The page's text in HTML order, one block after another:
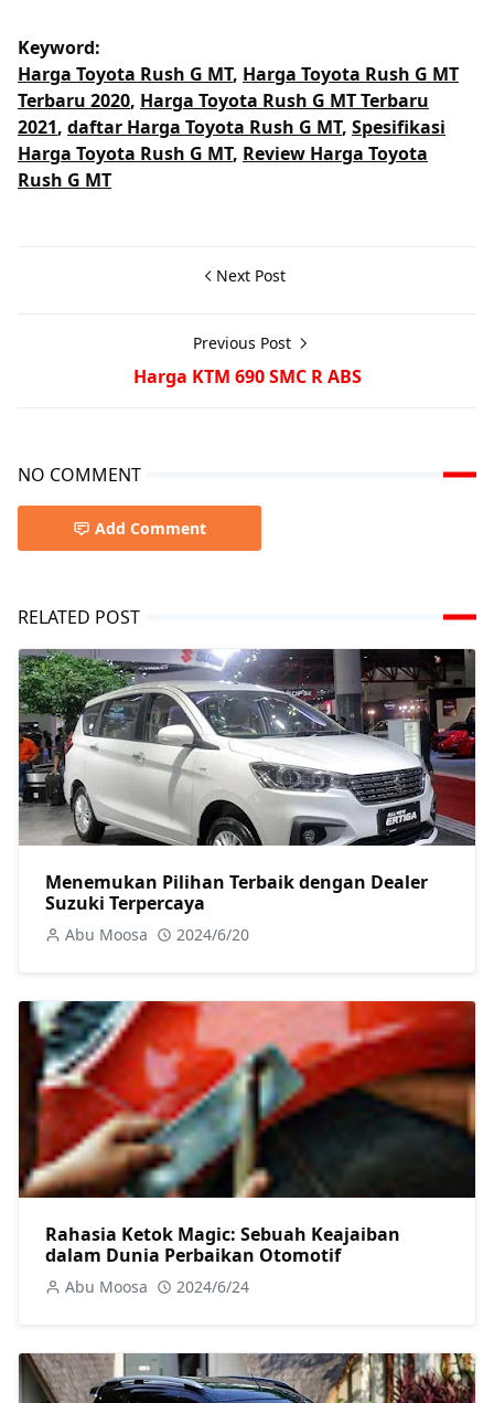
Keyword:
Harga Toyota Rush G MT, Harga Toyota Rush G MT
Terbaru 2020, Harga Toyota Rush G MT Terbaru
2021, daftar Harga Toyota Rush G MT, Spesifikasi
Harga Toyota Rush G MT, Review Harga Toyota
Rush G MT
Next Post
Previous Post
Harga KTM 690 SMC R ABS
NO COMMENT
Add Comment
RELATED POST
Menemukan Pilihan Terbaik dengan Dealer
Suzuki Terpercaya
Abu Moosa 2024/6/20
Rahasia Ketok Magic: Sebuah Keajaiban
dalam Dunia Perbaikan Otomotif
Abu Moosa 2024/6/24